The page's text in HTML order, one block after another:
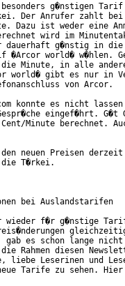
g�nstigen
Der Anrufer zahlt bei
Dazu ist weder eine
wird im
dauerhaft g�nstig in
world� w�hlen.
die Minute, in alle
world� gibt es nur in
von Arcor.
konnte es nicht lassen
eingef�hrt. G�t
Minute berechnet.
neuen Preisen derzeit
T�rkei.
bei Auslandstarifen
wieder f�r g�nstige
gab es schon lange nicht
Rahmen diesen
liebe Leserinen und
Tarife zu sehen.